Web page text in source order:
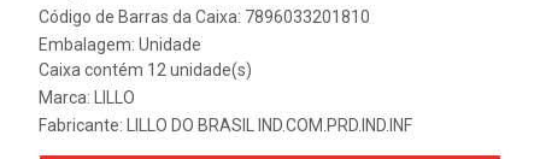
Código de Barras da Caixa: 7896033201810
Embalagem: Unidade
Caixa contém 12 unidade(s)
Marca:
LILLO
Fabricante:
LILLO DO BRASIL IND.COM.PRD.IND.INF